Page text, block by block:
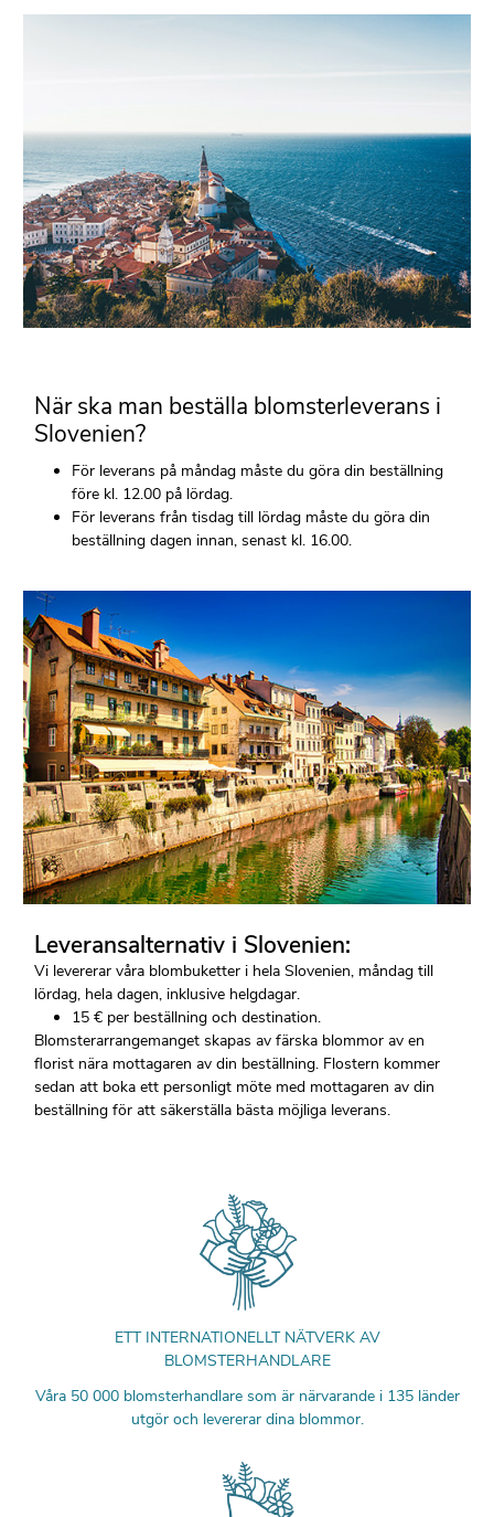
När ska man beställa blomsterleverans i
Slovenien?
För leverans på måndag måste du göra din beställning
före kl. 12.00 på lördag.
För leverans från tisdag till lördag måste du göra din
beställning dagen innan, senast kl. 16.00.
Leveransalternativ i Slovenien:
Vi levererar våra blombuketter i hela Slovenien, måndag till
lördag, hela dagen, inklusive helgdagar.
15 € per beställning och destination.
Blomsterarrangemanget skapas av färska blommor av en
florist nära mottagaren av din beställning. Flostern kommer
sedan att boka ett personligt möte med mottagaren av din
beställning för att säkerställa bästa möjliga leverans.
ETT INTERNATIONELLT NÄTVERK AV
BLOMSTERHANDLARE
Våra 50 000 blomsterhandlare som är närvarande i 135 länder
utgör och levererar dina blommor.